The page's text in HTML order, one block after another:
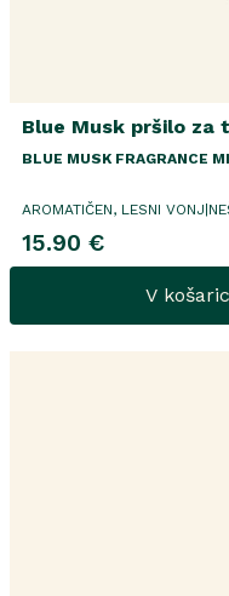
Blue Musk pršilo za
BLUE MUSK FRAGRANCE
AROMATIČEN, LESNI
15.90 €
V